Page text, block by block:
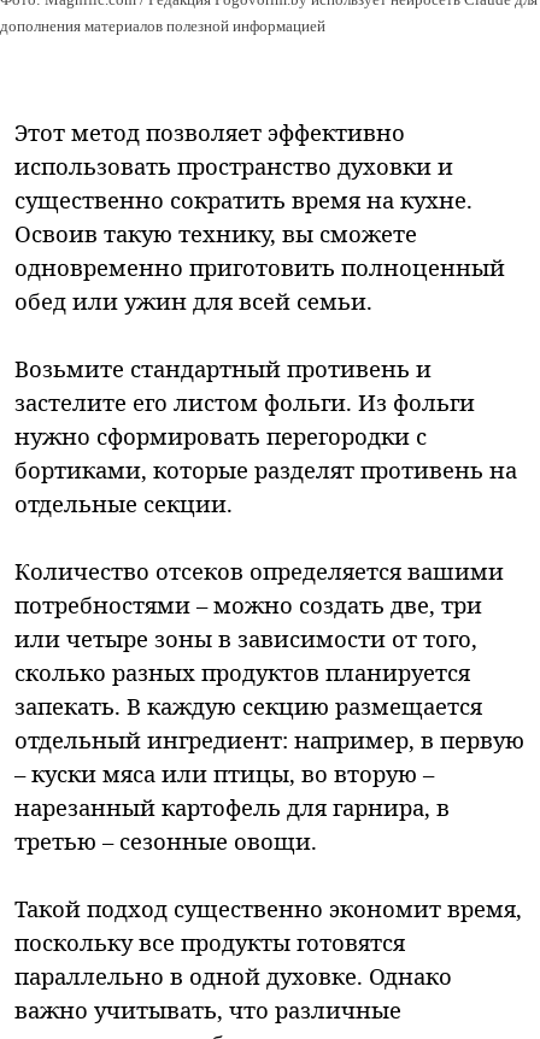
дополнения материалов полезной информацией
Этот метод позволяет эффективно
использовать пространство духовки и
существенно сократить время на кухне.
Освоив такую технику, вы сможете
одновременно приготовить полноценный
обед или ужин для всей семьи.
Возьмите стандартный противень и
застелите его листом фольги. Из фольги
нужно сформировать перегородки с
бортиками, которые разделят противень на
отдельные секции.
Количество отсеков определяется вашими
потребностями – можно создать две, три
или четыре зоны в зависимости от того,
сколько разных продуктов планируется
запекать. В каждую секцию размещается
отдельный ингредиент: например, в первую
– куски мяса или птицы, во вторую –
нарезанный картофель для гарнира, в
третью – сезонные овощи.
Такой подход существенно экономит время,
поскольку все продукты готовятся
параллельно в одной духовке. Однако
важно учитывать, что различные